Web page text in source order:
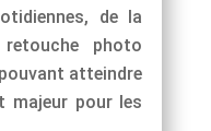
de la
photo
atteindre
majeur pour les